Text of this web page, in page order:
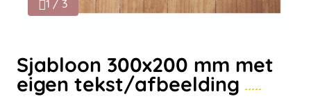
1 / 3
Sjabloon 300x200 mm met
eigen tekst/afbeelding